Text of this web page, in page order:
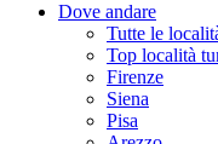
Dove andare
Tutte le
Top località
Firenze
Siena
Pisa